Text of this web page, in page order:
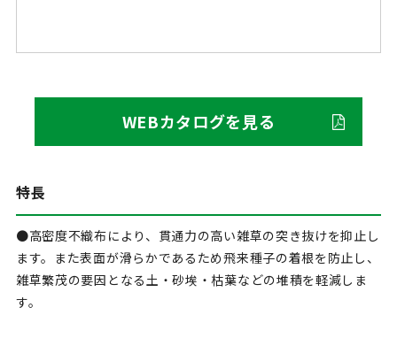
WEBカタログを見る
特長
●高密度不織布により、貫通力の高い雑草の突き抜けを抑止し
ます。また表面が滑らかであるため飛来種子の着根を防止し、
雑草繁茂の要因となる土・砂埃・枯葉などの堆積を軽減しま
す。